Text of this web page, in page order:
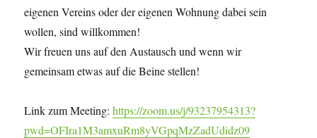
eigenen Vereins oder der eigenen Wohnung dabei sein
wollen, sind willkommen!
Wir freuen uns auf den Austausch und wenn wir
gemeinsam etwas auf die Beine stellen!
Link zum Meeting:https://zoom.us/j/93237954313?
pwd=OFIra1M3amxuRm8yVGpqMzZadUdidz09